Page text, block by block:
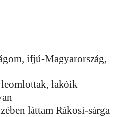
ifjú-Magyarország,
lakóik
láttam Rákosi-sárga